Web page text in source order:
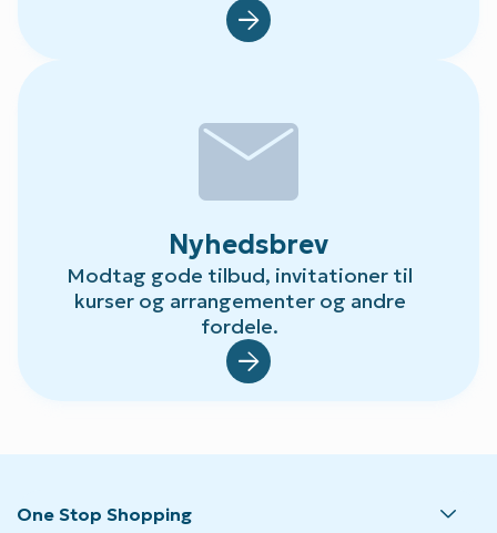
Default.aspx?Id=78
mail
Nyhedsbrev
Modtag gode tilbud, invitationer til
kurser og arrangementer og andre
fordele.
Default.aspx?Id=23
One Stop Shopping